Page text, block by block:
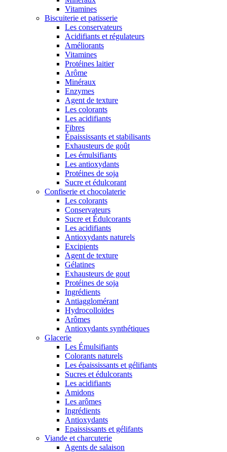
Vitamines
Biscuiterie et patisserie
Les conservateurs
Acidifiants et régulateurs
Améliorants
Vitamines
Protéines laitier
Arôme
Minéraux
Enzymes
Agent de texture
Les colorants
Les acidifiants
Fibres
Épaississants et stabilisants
Exhausteurs de goût
Les émulsifiants
Les antioxydants
Protéines de soja
Sucre et édulcorant
Confiserie et chocolaterie
Les colorants
Conservateurs
Sucre et Édulcorants
Les acidifiants
Antioxydants naturels
Excipients
Agent de texture
Gélatines
Exhausteurs de gout
Protéines de soja
Ingrédients
Antiagglomérant
Hydrocolloïdes
Arômes
Antioxydants synthétiques
Glacerie
Les Émulsifiants
Colorants naturels
Les épaississants et gélifiants
Sucres et édulcorants
Les acidifiants
Amidons
Les arômes
Ingrédients
Antioxydants
Epaississants et gélifants
Viande et charcuterie
Agents de salaison